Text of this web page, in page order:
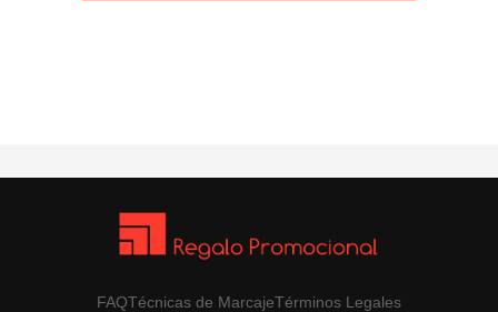
FAQTécnicas de MarcajeTérminos Legales